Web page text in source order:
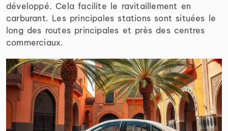
développé. Cela facilite le ravitaillement en
carburant. Les principales stations sont situées le
long des routes principales et près des centres
commerciaux.